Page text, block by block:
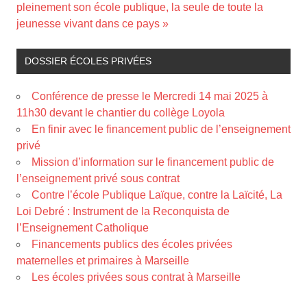
pleinement son école publique, la seule de toute la
jeunesse vivant dans ce pays »
DOSSIER ÉCOLES PRIVÉES
Conférence de presse le Mercredi 14 mai 2025 à
11h30 devant le chantier du collège Loyola
En finir avec le financement public de l’enseignement
privé
Mission d’information sur le financement public de
l’enseignement privé sous contrat
Contre l’école Publique Laïque, contre la Laïcité, La
Loi Debré : Instrument de la Reconquista de
l’Enseignement Catholique
Financements publics des écoles privées
maternelles et primaires à Marseille
Les écoles privées sous contrat à Marseille